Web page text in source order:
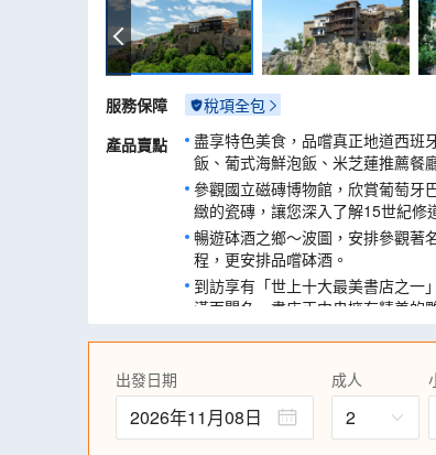
服務保障
稅項全包
產品賣點
盡享特色美食，品嚐真正地道西班
飯、葡式海鮮泡飯、米芝蓮推薦餐
參觀國立磁磚博物館，欣賞葡萄牙
緻的瓷磚，讓您深入了解15世紀修
暢遊砵酒之鄉～波圖，安排參觀著
程，更安排品嚐砵酒。
到訪享有「世上十大最美書店之一
潢而聞名，書店正中央擁有精美的
史古蹟，體驗水都風情。
遊覽世界文化遺產之歷史古城～薩
包括西班牙最早建立的薩拉曼卡大
出發日期
2026年11月08日
成人
2